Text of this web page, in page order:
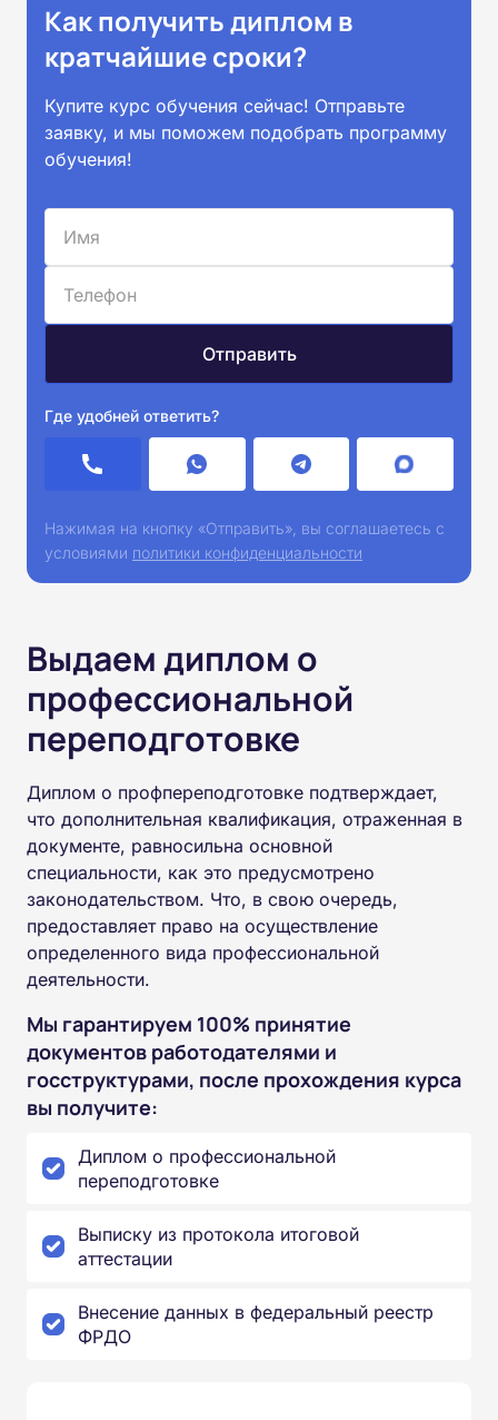
Как получить диплом в
кратчайшие сроки?
Купите курс обучения сейчас! Отправьте
заявку, и мы поможем подобрать программу
обучения!
Где удобней ответить?
Нажимая на кнопку «Отправить», вы соглашаетесь с
условиями политики конфиденциальности
Выдаем диплом о
профессиональной
переподготовке
Диплом о профпереподготовке подтверждает,
что дополнительная квалификация, отраженная в
документе, равносильна основной
специальности, как это предусмотрено
законодательством. Что, в свою очередь,
предоставляет право на осуществление
определенного вида профессиональной
деятельности.
Мы гарантируем 100% принятие
документов работодателями и
госструктурами, после прохождения курса
вы получите:
Диплом о профессиональной
переподготовке
Выписку из протокола итоговой
аттестации
Внесение данных в федеральный реестр
ФРДО